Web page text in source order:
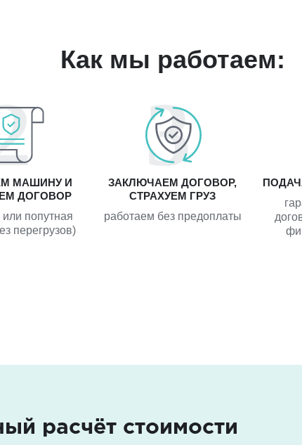
Как мы работаем:
МАШИНУ И
ДОГОВОР
или попутная
перегрузов)
ЗАКЛЮЧАЕМ ДОГОВОР,
СТРАХУЕМ ГРУЗ
работаем без предоплаты
расчёт стоимости